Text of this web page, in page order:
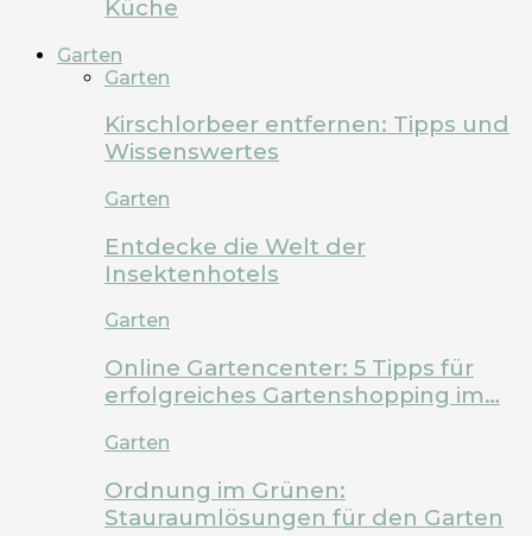
Küche
Garten
Garten
Kirschlorbeer entfernen: Tipps und
Wissenswertes
Garten
Entdecke die Welt der
Insektenhotels
Garten
Online Gartencenter: 5 Tipps für
erfolgreiches Gartenshopping im…
Garten
Ordnung im Grünen:
Stauraumlösungen für den Garten